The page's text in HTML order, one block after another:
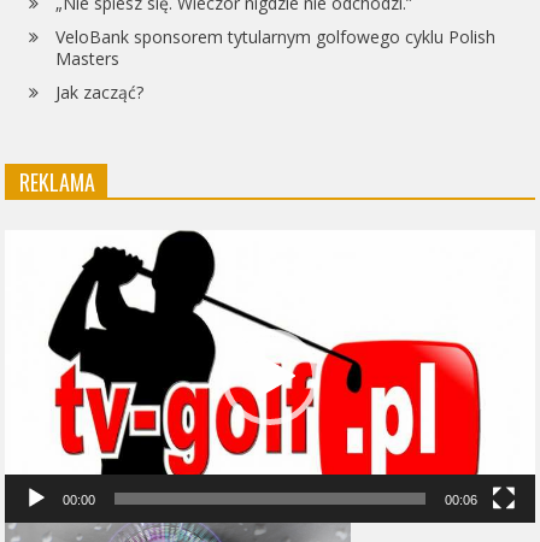
VeloBank sponsorem tytularnym golfowego cyklu Polish
Masters
Jak zacząć?
REKLAMA
Odtwarzacz
00:00 00:06